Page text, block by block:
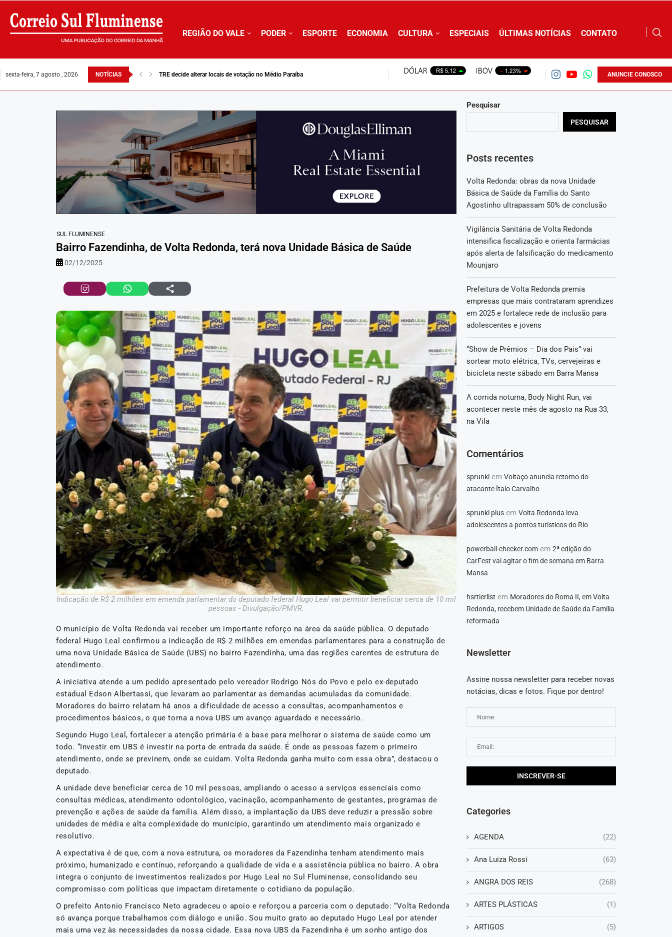
REGIÃO DO VALE PODER ESPORTE ECONOMIA CULTURA ESPECIAIS ÚLTIMAS NOTÍCIAS CONTATO
sexta-feira, 7 agosto , 2026 NOTÍCIAS CSN vê ações afundarem na Bolsa com temor sobre endividamento ANUNCIE CONOSCO
SUL FLUMINENSE
Bairro Fazendinha, de Volta Redonda, terá nova Unidade Básica de Saúde
02/12/2025
Indicação de R$ 2 milhões em emenda parlamentar do deputado federal Hugo Leal vai permitir beneficiar cerca de 10 mil
pessoas - Divulgação/PMVR.
O município de Volta Redonda vai receber um importante reforço na área da saúde pública. O deputado
federal Hugo Leal confirmou a indicação de R$ 2 milhões em emendas parlamentares para a construção de
uma nova Unidade Básica de Saúde (UBS) no bairro Fazendinha, uma das regiões carentes de estrutura de
atendimento.
A iniciativa atende a um pedido apresentado pelo vereador Rodrigo Nós do Povo e pelo ex-deputado
estadual Edson Albertassi, que levaram ao parlamentar as demandas acumuladas da comunidade.
Moradores do bairro relatam há anos a dificuldade de acesso a consultas, acompanhamentos e
procedimentos básicos, o que torna a nova UBS um avanço aguardado e necessário.
Segundo Hugo Leal, fortalecer a atenção primária é a base para melhorar o sistema de saúde como um
todo. “Investir em UBS é investir na porta de entrada da saúde. É onde as pessoas fazem o primeiro
atendimento, onde se previnem, onde se cuidam. Volta Redonda ganha muito com essa obra”, destacou o
deputado.
A unidade deve beneficiar cerca de 10 mil pessoas, ampliando o acesso a serviços essenciais como
consultas médicas, atendimento odontológico, vacinação, acompanhamento de gestantes, programas de
prevenção e ações de saúde da família. Além disso, a implantação da UBS deve reduzir a pressão sobre
unidades de média e alta complexidade do município, garantindo um atendimento mais organizado e
resolutivo.
A expectativa é de que, com a nova estrutura, os moradores da Fazendinha tenham atendimento mais
próximo, humanizado e contínuo, reforçando a qualidade de vida e a assistência pública no bairro. A obra
integra o conjunto de investimentos realizados por Hugo Leal no Sul Fluminense, consolidando seu
compromisso com políticas que impactam diretamente o cotidiano da população.
O prefeito Antonio Francisco Neto agradeceu o apoio e reforçou a parceria com o deputado: “Volta Redonda
só avança porque trabalhamos com diálogo e união. Sou muito grato ao deputado Hugo Leal por atender
mais uma vez às necessidades da nossa cidade. Essa nova UBS da Fazendinha é um sonho antigo dos
Pesquisar
PESQUISAR
Posts recentes
Volta Redonda: obras da nova Unidade
Básica de Saúde da Família do Santo
Agostinho ultrapassam 50% de conclusão
Vigilância Sanitária de Volta Redonda
intensifica fiscalização e orienta farmácias
após alerta de falsificação do medicamento
Mounjaro
Prefeitura de Volta Redonda premia
empresas que mais contrataram aprendizes
em 2025 e fortalece rede de inclusão para
adolescentes e jovens
“Show de Prêmios – Dia dos Pais” vai
sortear moto elétrica, TVs, cervejeiras e
bicicleta neste sábado em Barra Mansa
A corrida noturna, Body Night Run, vai
acontecer neste mês de agosto na Rua 33,
na Vila
Comentários
sprunkiem Voltaço anuncia retorno do
atacante Ítalo Carvalho
sprunki plusem Volta Redonda leva
adolescentes a pontos turísticos do Rio
powerball-checker.comem 2ª edição do
CarFest vai agitar o fim de semana em Barra
Mansa
hsrtierlist em Moradores do Roma II, em Volta
Redonda, recebem Unidade de Saúde da Família
reformada
Newsletter
Assine nossa newsletter para receber novas
notácias, dicas e fotos. Fique por dentro!
Categories
AGENDA (22)
Ana Luiza Rossi (63)
ANGRA DOS REIS (268)
ARTES PLÁSTICAS (1)
ARTIGOS (5)